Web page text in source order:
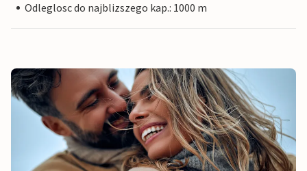
Odleglosc do najblizszego kap.: 1000 m